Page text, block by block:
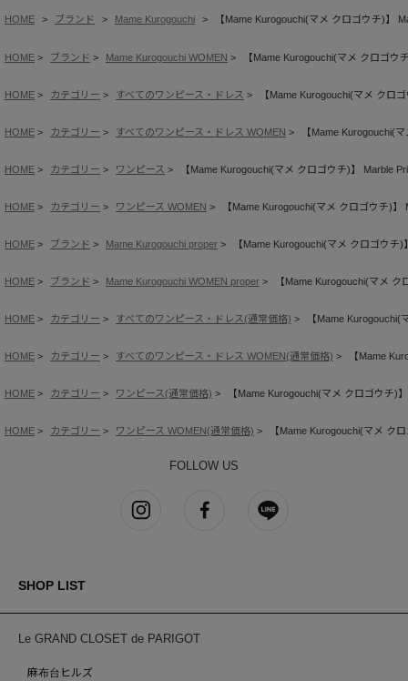
HOME ブランド Mame Kurogouchi 【Mame Kurogouchi(マメ クロゴウチ)】
HOME ブランド Mame Kurogouchi WOMEN 【Mame Kurogouchi(マメ クロゴ
HOME カテゴリー すべてのワンピース・ドレス 【Mame Kurogouchi(マメ クロ
HOME カテゴリー すべてのワンピース・ドレス WOMEN 【Mame Kurogouchi(
HOME カテゴリー ワンピース 【Mame Kurogouchi(マメ クロゴウチ)】 Marble
HOME カテゴリー ワンピース WOMEN 【Mame Kurogouchi(マメ クロゴウチ)
HOME ブランド Mame Kurogouchi proper 【Mame Kurogouchi(マメ クロゴウチ
HOME ブランド Mame Kurogouchi WOMEN proper 【Mame Kurogouchi(マメ
HOME カテゴリー すべてのワンピース・ドレス(通常価格) 【Mame
HOME カテゴリー すべてのワンピース・ドレス WOMEN(通常価格) 【Mame
HOME カテゴリー ワンピース(通常価格) 【Mame Kurogouchi(マメ クロゴウチ)
HOME カテゴリー ワンピース WOMEN(通常価格) 【Mame Kurogouchi(マメ ク
FOLLOW US
SHOP LIST
Le GRAND CLOSET de PARIGOT
麻布台ヒルズ